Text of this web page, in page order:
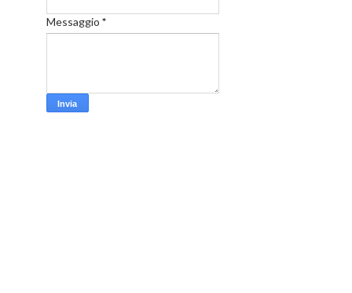
Messaggio *